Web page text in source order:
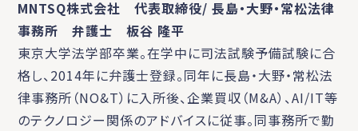
MNTSQ株式会社 代表取締役/ 長島・大野・常松法律
事務所 弁護士 板谷 隆平
東京大学法学部卒業。在学中に司法試験予備試験に合
格し、2014年に弁護士登録。同年に長島・大野・常松法
律事務所（NO&T）に入所後、企業買収（M&A）、AI/IT等
のテクノロジー関係のアドバイスに従事。同事務所で勤